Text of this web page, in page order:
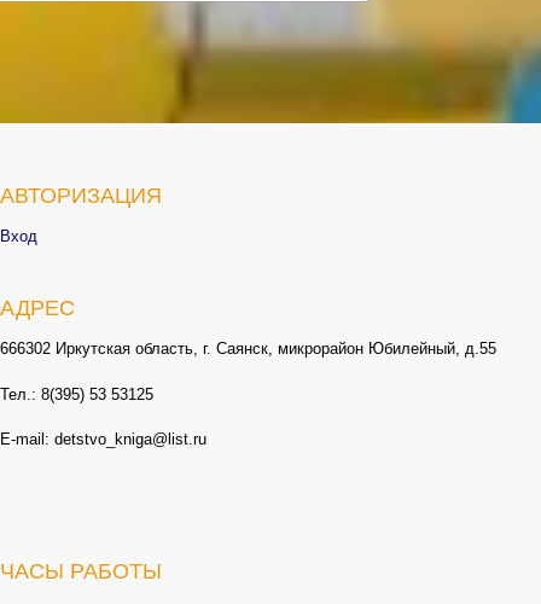
АВТОРИЗАЦИЯ
Вход
АДРЕС
666302 Иркутская область, г. Саянск, микрорайон Юбилейный, д.55
Тел.: 8(395) 53 53125
E-mail: detstvo_kniga@list.ru
ЧАСЫ РАБОТЫ